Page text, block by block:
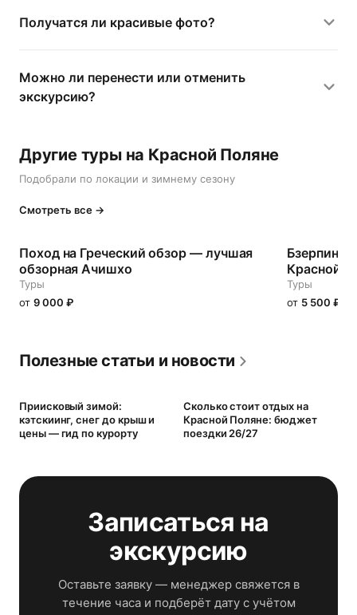
Получатся ли красивые фото?
Можно ли перенести или отменить
экскурсию?
Другие туры на Красной Поляне
Подобрали по локации и зимнему сезону
Смотреть все →
Поход на Греческий обзор — лучшая
обзорная Ачишхо
Туры
от 9 000 ₽
Красной
Туры
от 5 500 ₽
Полезные статьи и новости
Приисковый зимой:
кэтскиинг, снег до крыш и
цены — гид по курорту
Сколько стоит отдых на
Красной Поляне: бюджет
поездки 26/27
Записаться на
экскурсию
Оставьте заявку — менеджер свяжется в
течение часа и подберёт дату с учётом